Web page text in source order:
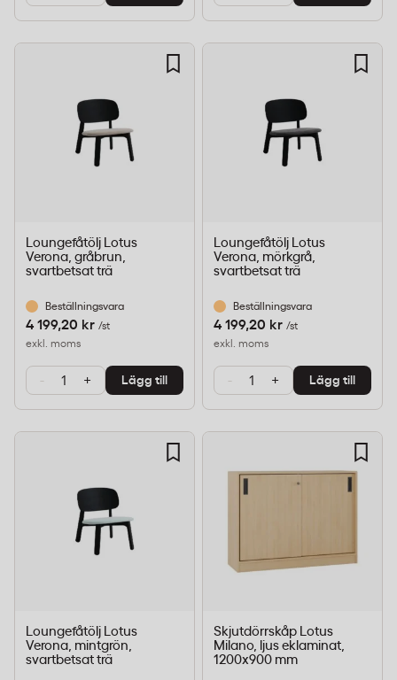
Loungefåtölj Lotus
Verona, gråbrun,
svartbetsat trä
Beställningsvara
4 199,20 kr /st
exkl. moms
- + Lägg till
Loungefåtölj Lotus
Verona, mörkgrå,
svartbetsat trä
Beställningsvara
4 199,20 kr /st
exkl. moms
- + Lägg till
Loungefåtölj Lotus
Verona, mintgrön,
svartbetsat trä
Skjutdörrskåp Lotus
Milano, ljus eklaminat,
1200x900 mm